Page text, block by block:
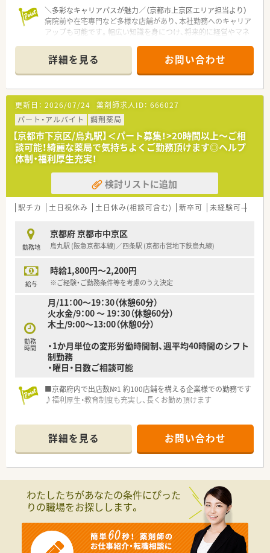
■全店舗に調剤過誤防止システムを導入するなど、ハード面での
安全対策にも注力しているため安心して日々の業務に専念でき
ます
＼多彩なキャリアパスが魅力／（京都市上京区エリア担当より）
病院前や在宅専門など多様な店舗があり、本社勤務へのキャリア
アップも可能です。幅広い知識を身につけ、将来的に経営やマネ
＊------------------------------------------＊
【店舗情報と応需状況について】
■京都市営地下鉄東西線の二条城前駅から徒歩5分とアクセス良
好な立地にある調剤薬局です。
■主に近隣のクリニックから内科と泌尿器科の処方箋を1日平均
15枚から20枚ほど応需しています。
■少人数体制の店舗ですが、近隣店舗との連携体制が整っており
安心して業務に取り組める環境です。
【法人特徴について】
■京都府をメインに100店舗以上出店している、創業70年以上の
歴史を持つ大手調剤薬局チェーン様です。
■約9割の店舗で在宅訪問業務を実施しており、高度在宅医療や
ターミナルケアに必要な体制も整えています。
■店舗をドミナント展開しており、ブロック毎で応援など助け合
【想定される業務内容】
■内科や泌尿器科の処方箋を中心とした調剤業務、監査業務、お
■患者様に寄り添うかかりつけ薬剤師としての業務や、地域のニ
ーズに応じたOTC医薬品の販売も行います。
療に直接貢献できるやりがいのあるお仕事です。
【やりがい/おすすめポイント】
ービスを提供することで大きな達成感を得られます。
■在宅医療のノウハウが豊富な企業ですので、終末期医療など高
度な知識とスキルを身につけられる環境です。
しながら安心して業務に集中できるのが魅力です。
詳細を見る お問い合わせ
更新日： 2026/07/24 薬剤師求人ID： 666027
パート・アルバイト
調剤薬局
【京都市下京区/烏丸駅】＜パート募集！>20時間以上～ご相
談可能！綺麗な薬局で気持ちよくご勤務頂けます◎ヘルプ
体制・福利厚生充実！
検討リストに追加
駅チカ 土日祝休み 土日休み(相談可含む) 新卒可 未経験可
勤務地
京都府 京都市中京区
烏丸駅 (阪急京都本線)／四条駅 (京都市営地下鉄烏丸線)
給与
時給1,800円～2,200円
※ご経験・ご勤務条件等を考慮のうえ決定
勤務
時間
月/11：00～19：30（休憩60分）
火水金/9：00 ～ 19：30（休憩60分）
木土/9:00～13:00（休憩0分）
・1か月単位の変形労働時間制、週平均40時間のシフト
制勤務
・曜日・日数ご相談可能
■京都府内で出店数№1 約100店舗を構える企業様での勤務です
♪福利厚生・教育制度も充実し、長くお勤め頂けます
います！ブランクがある方や未経験の方にも安心してご就業いた
だけあます
詳細を見る お問い合わせ
わたしたちがあなたの条件にぴった
りの職場をお探しします。